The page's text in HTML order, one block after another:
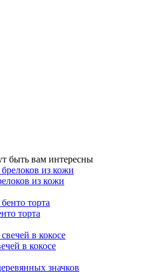
быть вам интересны
из кожи
торта
в кокосе